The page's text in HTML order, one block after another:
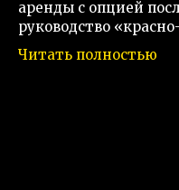
аренды с опцией
руководство
Читать полностью